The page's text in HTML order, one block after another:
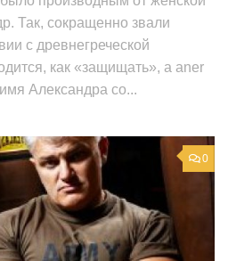
Так, сокращенно звали
с древнегреческой
как «защищать», а aner
Александра со...
0